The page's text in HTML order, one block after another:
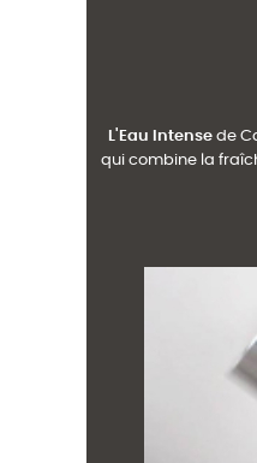
L'Eau Intense de
qui combine la